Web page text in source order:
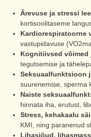
Ärevuse ja stressi
kortisoolitaseme
Kardiorespiratoorne
vastupidavuse
Kognitiivsed võimed
tegutsemise ja
Seksuaalfunktsioon
suurenemise, sperma
Naiste
hinnata iha, erutust,
Stress, kehakaalu
KMI, ning paranenud
Lihasjõud,